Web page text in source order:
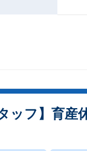
ッフ】育産